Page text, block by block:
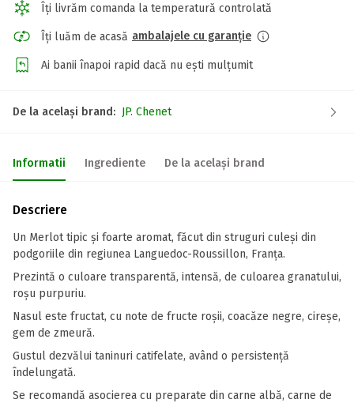
Îți livrăm comanda la temperatură controlată
Îți luăm de acasă ambalajele cu garanție
Ai banii înapoi rapid dacă nu ești mulțumit
De la același brand: JP. Chenet
Informatii Ingrediente De la același brand
Descriere
Un Merlot tipic şi foarte aromat, făcut din struguri culeși din
podgoriile din regiunea Languedoc-Roussillon, Franța.
Prezintă o culoare transparentă, intensă, de culoarea granatului,
roşu purpuriu.
Nasul este fructat, cu note de fructe roşii, coacăze negre, cireşe,
gem de zmeură.
Gustul dezvălui taninuri catifelate, având o persistenţă
îndelungată.
Se recomandă asocierea cu preparate din carne albă, carne de